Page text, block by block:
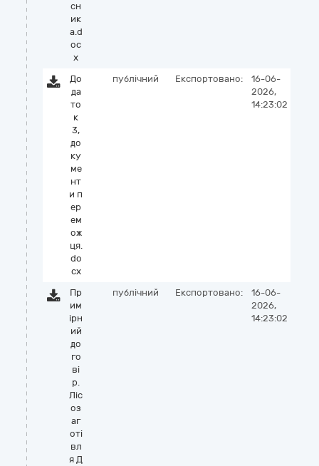
сн
ик
а.d
oc
x
До
да
то
к
3,
до
ку
ме
нт
и п
ер
ем
ож
ця.
do
cx
публічний Експортовано:
16-06-
2026,
14:23:02
Пр
им
ірн
ий
до
го
ві
р.
Ліс
оз
аг
оті
вл
я Д
публічний Експортовано:
16-06-
2026,
14:23:02